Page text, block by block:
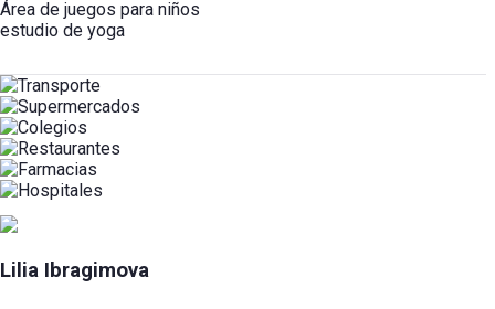
Área de juegos para niños
estudio de yoga
Lilia Ibragimova